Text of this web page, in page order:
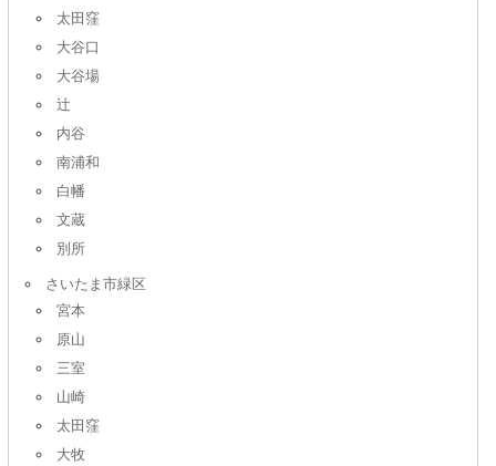
太田窪
大谷口
大谷場
辻
内谷
南浦和
白幡
文蔵
別所
さいたま市緑区
宮本
原山
三室
山崎
太田窪
大牧